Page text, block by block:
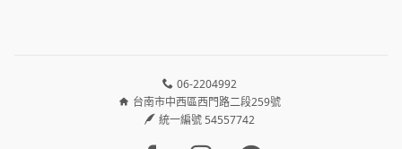
06-2204992
台南市中西區西門路二段259號
統一編號 54557742